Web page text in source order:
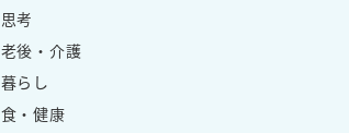
思考
老後・介護
暮らし
食・健康